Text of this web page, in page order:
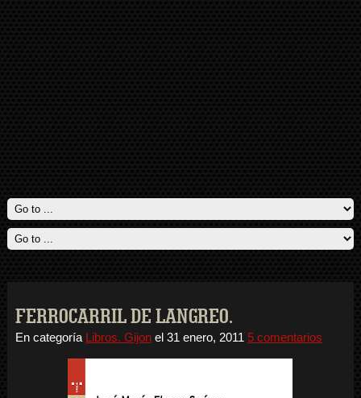
FERROCARRIL DE LANGREO.
En categoría Libros. Gijonel 31 enero, 2011 5 comentarios